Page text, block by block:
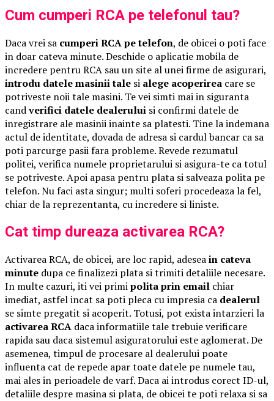
Cum cumperi RCA pe telefonul tau?
Daca vrei sa cumperi RCA pe telefon, de obicei o poti face
in doar cateva minute. Deschide o aplicatie mobila de
incredere pentru RCA sau un site al unei firme de asigurari,
introdu datele masinii tale si alege acoperirea care se
potriveste noii tale masini. Te vei simti mai in siguranta
candverifici datele dealerului si confirmi datele de
inregistrare ale masinii inainte sa platesti. Tine la indemana
actul de identitate, dovada de adresa si cardul bancar ca sa
poti parcurge pasii fara probleme. Revede rezumatul
politei, verifica numele proprietarului si asigura-te ca totul
se potriveste. Apoi apasa pentru plata si salveaza polita pe
telefon. Nu faci asta singur; multi soferi procedeaza la fel,
chiar de la reprezentanta, cu incredere si liniste.
Cat timp dureaza activarea RCA?
Activarea RCA, de obicei, are loc rapid, adeseain cateva
minute dupa ce finalizezi plata si trimiti detaliile necesare.
In multe cazuri, iti vei primipolita prin email chiar
imediat, astfel incat sa poti pleca cu impresia ca dealerul
se simte pregatit si acoperit. Totusi, pot exista intarzieri la
activarea RCA daca informatiile tale trebuie verificare
rapida sau daca sistemul asiguratorului este aglomerat. De
asemenea, timpul de procesare al dealerului poate
influenta cat de repede apar toate datele pe numele tau,
mai ales in perioadele de varf. Daca ai introdus corect ID-ul,
detaliile despre masina si plata, de obicei te poti relaxa si sa